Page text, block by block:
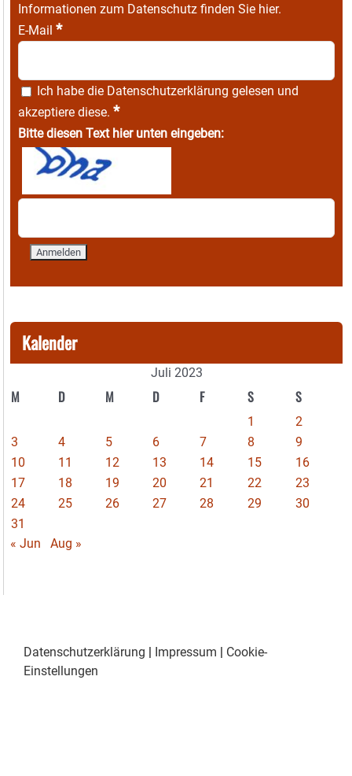
Informationen zum Datenschutz finden Sie hier.
E-Mail *
Ich habe die Datenschutzerklärung gelesen und
akzeptiere diese. *
Bitte diesen Text hier unten eingeben:
Kalender
Juli 2023
M D M D F S S
1
2
3
4 5 6 7 8
9
10
11 12 13 14 15
16
17
18 19 20 21 22
23
24
25 26 27 28 29
30
31
« Jun
Aug »
Datenschutzerklärung | Impressum | Cookie-
Einstellungen